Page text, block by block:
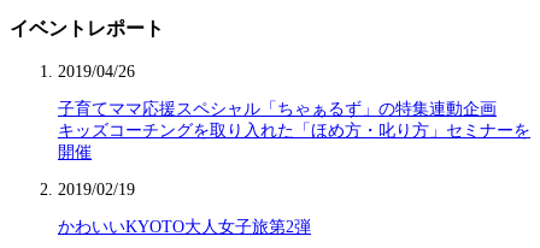
イベントレポート
2019/04/26
子育てママ応援スペシャル「ちゃぁるず」の特集連動企画
キッズコーチングを取り入れた「ほめ方・叱り方」セミナーを
開催
2019/02/19
かわいいKYOTO大人女子旅第2弾